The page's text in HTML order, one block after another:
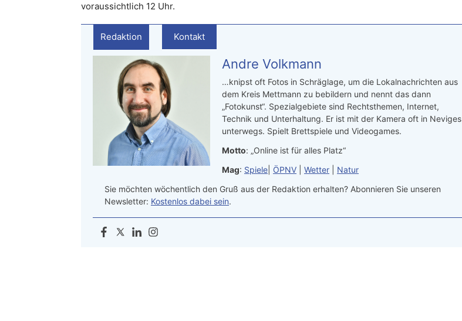
voraussichtlich 12 Uhr.
Redaktion Kontakt
Andre Volkmann
…knipst oft Fotos in Schräglage, um die Lokalnachrichten aus
dem Kreis Mettmann zu bebildern und nennt das dann
„Fotokunst“. Spezialgebiete sind Rechtsthemen, Internet,
Technik und Unterhaltung. Er ist mit der Kamera oft in Neviges
unterwegs. Spielt Brettspiele und Videogames.
Motto: „Online ist für alles Platz“
Mag: Spiele ÖPNV Wetter
Natur
Sie möchten wöchentlich den Gruß aus der Redaktion erhalten? Abonnieren Sie unseren
Newsletter: Kostenlos dabei sein.